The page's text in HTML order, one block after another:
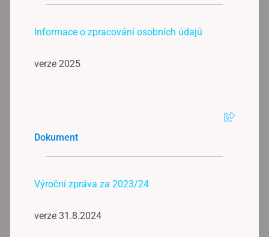
Informace o zpracování osobních údajů
verze 2025
Dokument
Výroční zpráva za 2023/24
verze 31.8.2024